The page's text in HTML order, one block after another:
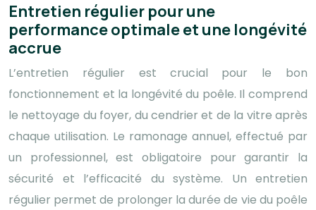
Entretien régulier pour une
performance optimale et une longévité
accrue
L’entretien régulier est crucial pour le bon
fonctionnement et la longévité du poêle. Il comprend
le nettoyage du foyer, du cendrier et de la vitre après
chaque utilisation. Le ramonage annuel, effectué par
un professionnel, est obligatoire pour garantir la
sécurité et l’efficacité du système. Un entretien
régulier permet de prolonger la durée de vie du poêle